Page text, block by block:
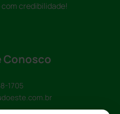
credibilidade!
Conosco
1705